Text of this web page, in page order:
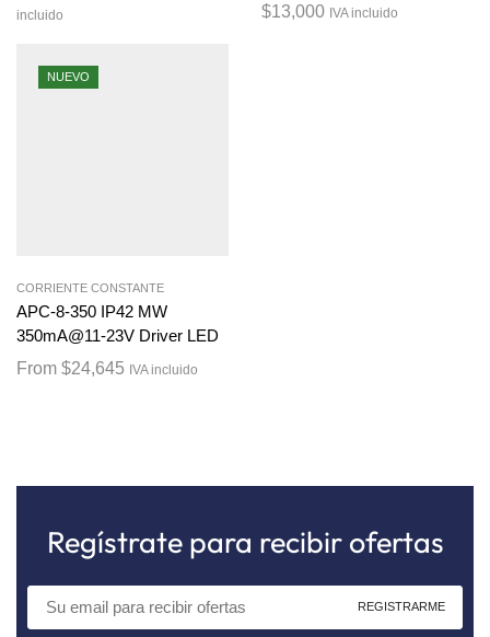
incluido
$13,000 IVA incluido
NUEVO
CORRIENTE CONSTANTE
APC-8-350 IP42 MW
350mA@11-23V Driver LED
From $24,645 IVA incluido
Regístrate para recibir ofertas